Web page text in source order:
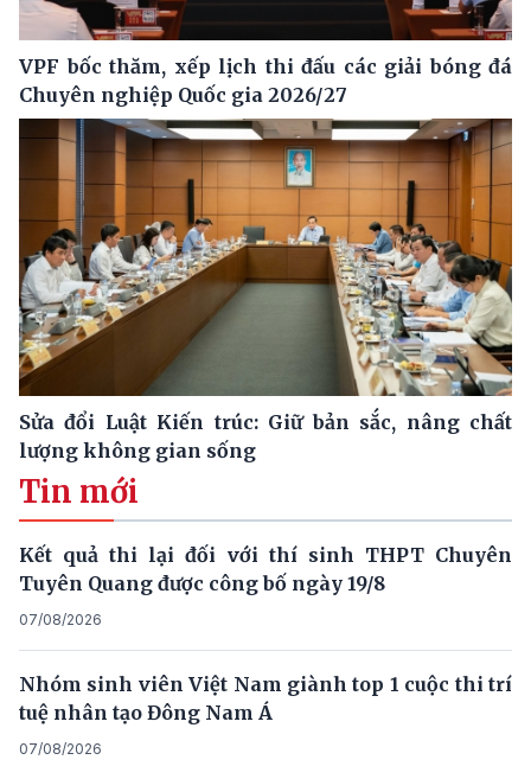
VPF bốc thăm, xếp lịch thi đấu các giải bóng đá
Chuyên nghiệp Quốc gia 2026/27
Sửa đổi Luật Kiến trúc: Giữ bản sắc, nâng chất
lượng không gian sống
Tin mới
Kết quả thi lại đối với thí sinh THPT Chuyên
Tuyên Quang được công bố ngày 19/8
07/08/2026
Nhóm sinh viên Việt Nam giành top 1 cuộc thi trí
tuệ nhân tạo Đông Nam Á
07/08/2026